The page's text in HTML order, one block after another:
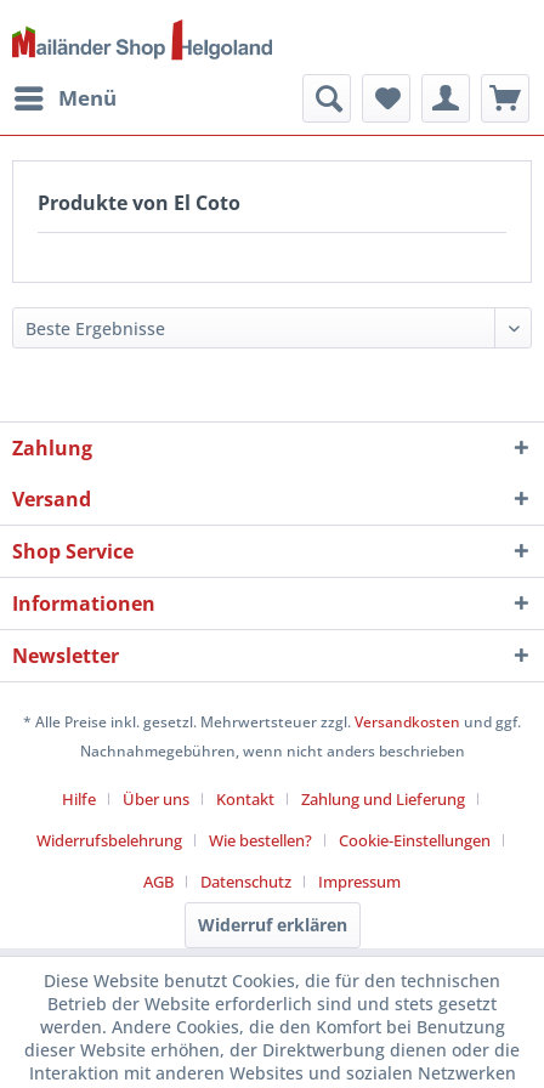
Menü
Produkte von El Coto
Zahlung
Versand
Shop Service
Informationen
Newsletter
* Alle Preise inkl. gesetzl. Mehrwertsteuer zzgl.Versandkosten und ggf.
Nachnahmegebühren, wenn nicht anders beschrieben
Hilfe Über uns Kontakt
Zahlung und Lieferung
Widerrufsbelehrung
Wie bestellen?
Cookie-Einstellungen
AGB
Datenschutz Impressum
Widerruf erklären
Diese Website benutzt Cookies, die für den technischen
Betrieb der Website erforderlich sind und stets gesetzt
werden. Andere Cookies, die den Komfort bei Benutzung
dieser Website erhöhen, der Direktwerbung dienen oder die
Interaktion mit anderen Websites und sozialen Netzwerken